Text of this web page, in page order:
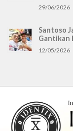
29/06/2026
Santoso
Gantikan
12/05/2026